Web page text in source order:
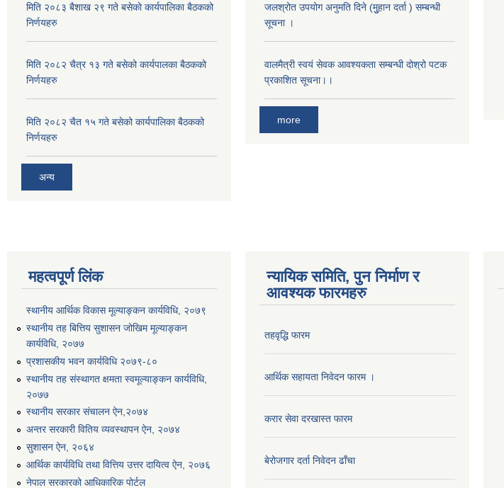
मिति २०८३ बैशाख २९ गते बसेको कार्यपालिका बैठकको
निर्णयहरु
मिति २०८२ चैत्र १३ गते बसेको कार्यपालका बैठकको
निर्णयहरु
मिति २०८२ चैत १५ गते बसेको कार्यपालिका बैठकको
निर्णयहरु
अन्य
जलश्रोत उपयोग अनुमति दिने (मुुहान दर्ता ) सम्बन्धी
सूचना ।
वालमैत्री स्वय‌ं सेवक आवश्यकता सम्बन्धी दोश्रो पटक
प्रकाशित सूचना।।
more
महत्वपूर्ण लिंक
स्थानीय आर्थिक विकास मूल्याङ्कन कार्यविधि, २०७९
स्थानीय तह बित्तिय सुशासन जोखिम मूल्याङ्कन
कार्यविधि, २०७७
प्रशासकीय भवन कार्यविधि २०७९-८०
स्थानीय तह संस्थागत क्षमता स्वमूल्याङ्कन कार्यविधि,
२०७७
स्थानीय सरकार संचालन ऐन,२०७४
अन्तर सरकारी वितिय व्यवस्थापन ऐन, २०७४
सुशासन ऐन, २०६४
आर्थिक कार्यविधि तथा वित्तिय उत्तर दायित्व ऐन, २०७६
नेपाल सरकारको आधिकारिक पोर्टल
न्यायिक समिति, पुन निर्माण र
आवश्यक फारमहरु
तहवृद्धि फारम
आर्थिक सहायता निवेदन फारम ।
करार सेवा दरखास्त फारम
बेरोजगार दर्ता निवेदन ढाँचा